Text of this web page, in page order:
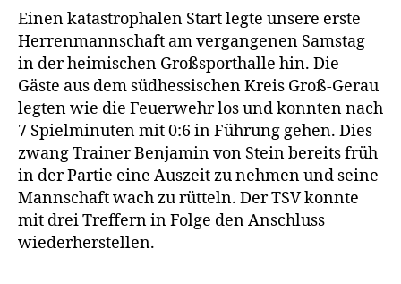
Einen katastrophalen Start legte unsere erste
Herrenmannschaft am vergangenen Samstag
in der heimischen Großsporthalle hin. Die
Gäste aus dem südhessischen Kreis Groß-Gerau
legten wie die Feuerwehr los und konnten nach
7 Spielminuten mit 0:6 in Führung gehen. Dies
zwang Trainer Benjamin von Stein bereits früh
in der Partie eine Auszeit zu nehmen und seine
Mannschaft wach zu rütteln. Der TSV konnte
mit drei Treffern in Folge den Anschluss
wiederherstellen.